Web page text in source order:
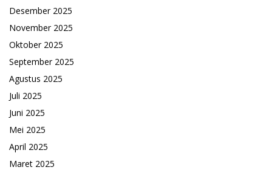
Desember 2025
November 2025
Oktober 2025
September 2025
Agustus 2025
Juli 2025
Juni 2025
Mei 2025
April 2025
Maret 2025